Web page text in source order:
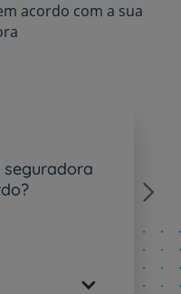
acordo com a sua
seguradora
Next